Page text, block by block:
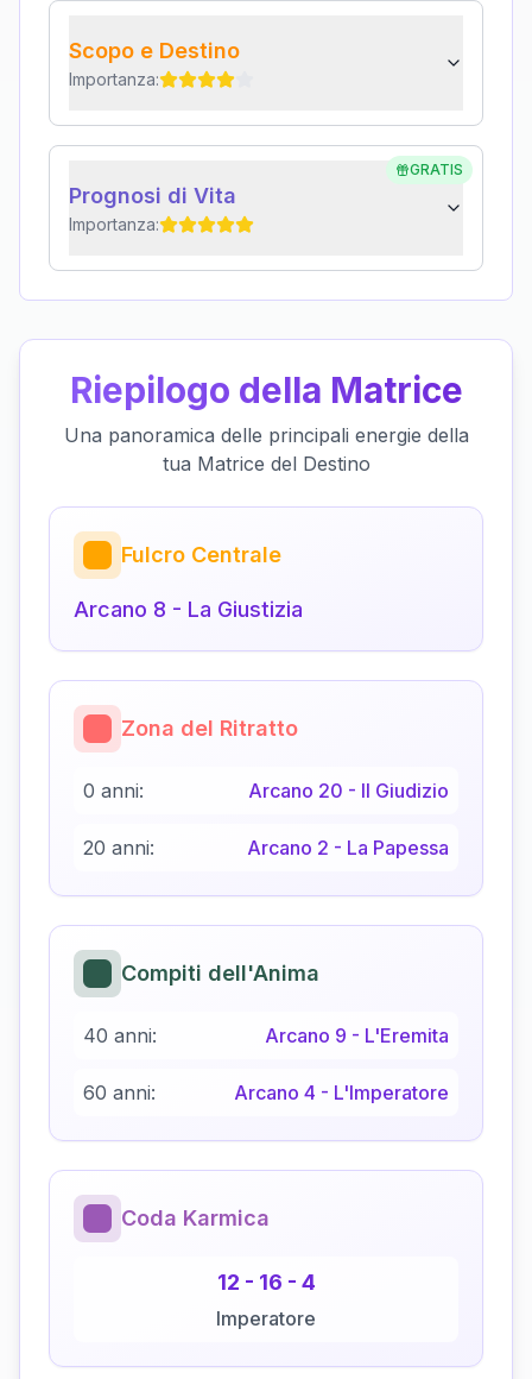
Scopo e Destino
Importanza:
GRATIS
Prognosi di Vita
Importanza:
Riepilogo della Matrice
Una panoramica delle principali energie della
tua Matrice del Destino
Fulcro Centrale
Arcano 8 - La Giustizia
Zona del Ritratto
0 anni: Arcano 20 - Il Giudizio
20 anni: Arcano 2 - La Papessa
Compiti dell'Anima
40 anni: Arcano 9 - L'Eremita
60 anni: Arcano 4 - L'Imperatore
Coda Karmica
12 - 16 - 4
Imperatore